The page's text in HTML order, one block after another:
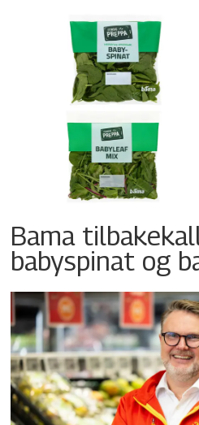
Bama
babyspinat og